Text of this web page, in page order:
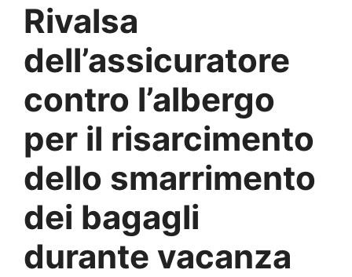
Rivalsa
dell’assicuratore
contro l’albergo
per il risarcimento
dello smarrimento
dei bagagli
durante vacanza